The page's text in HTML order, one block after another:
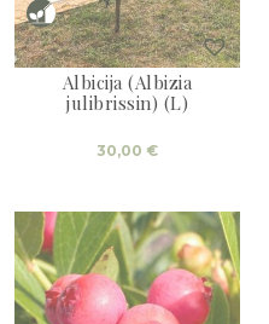
Albicija (Albizia
julibrissin) (L)
30,00 €